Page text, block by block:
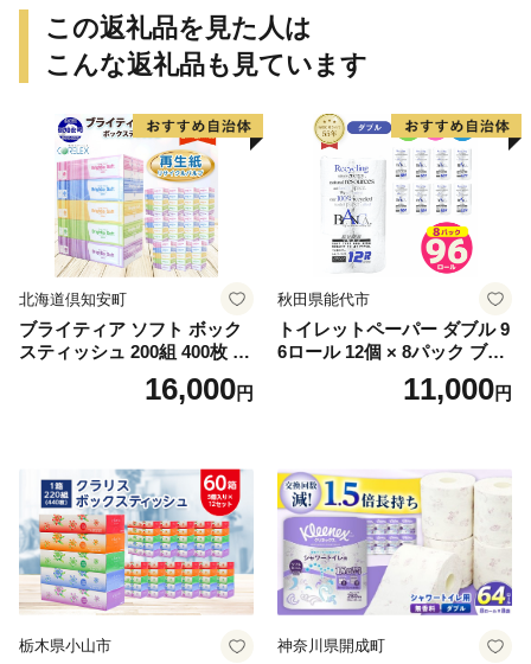
セレクト カタログギフト】
この返礼品を見た人は
こんな返礼品も見ています
北海道倶知安町
ブライティア ソフト ボック
スティッシュ 200組 400枚 60
箱 日本製 まとめ買い ティッ
シュ リサイクル 長持 防災 常
倶知安町 日用品
16,000円
秋田県能代市
トイレットペーパー ダブル 9
6ロール 12個 × 8パック ブラ
ンカ 再生紙 100％ 芯あり 日
用品 消耗品 無香料 生活用品
11,000円
栃木県小山市 神奈川県開成町